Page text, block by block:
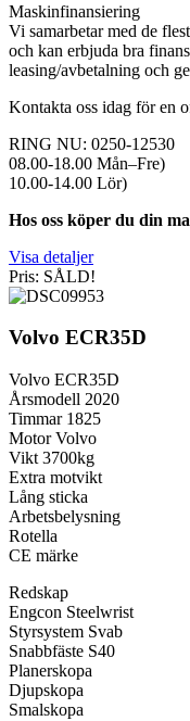
Maskinfinansiering
Vi samarbetar med de
och kan erbjuda bra
leasing/avbetalning och
Kontakta oss idag för en
RING NU: 0250-12530
08.00-18.00 Mån–Fre)
10.00-14.00 Lör)
Hos oss köper du din
Visa detaljer
Pris: SÅLD!
Volvo ECR35D
Volvo ECR35D
Årsmodell 2020
Timmar 1825
Motor Volvo
Vikt 3700kg
Extra motvikt
Lång sticka
Arbetsbelysning
Rotella
CE märke
Redskap
Engcon Steelwrist
Styrsystem Svab
Snabbfäste S40
Planerskopa
Djupskopa
Smalskopa